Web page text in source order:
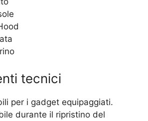
tecnici
per i gadget equipaggiati.
durante il ripristino del